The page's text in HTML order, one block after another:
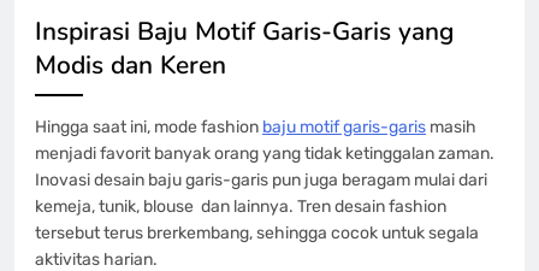
Inspirasi Baju Motif Garis-Garis yang
Modis dan Keren
Hingga saat ini, mode fashion baju motif garis-garis masih
menjadi favorit banyak orang yang tidak ketinggalan zaman.
Inovasi desain baju garis-garis pun juga beragam mulai dari
kemeja, tunik, blouse dan lainnya. Tren desain fashion
tersebut terus brerkembang, sehingga cocok untuk segala
aktivitas harian.